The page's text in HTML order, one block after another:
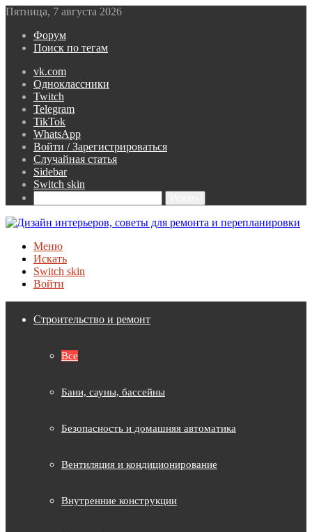
Пятница, 7 августа 2026
Форум
Поиск по тегам
vk.com
Одноклассники
Twitch
Telegram
TikTok
WhatsApp
Войти / Зарегистрироваться
Случайная статья
Sidebar
Switch skin
Меню
Искать
Switch skin
Войти
Строительство и ремонт
Все
Бани, сауны, бассейны
Безопасность и домашняя автоматика
Вентиляция и кондиционирование
Внутренние конструкции